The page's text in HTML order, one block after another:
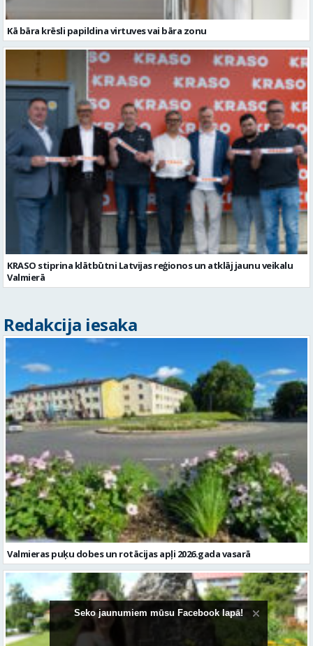
KRASO stiprina klātbūtni Latvijas reģionos un atklāj jaunu veikalu
Valmierā
Redakcija iesaka
Valmieras puķu dobes un rotācijas apļi 2026.gada vasarā
Seko jaunumiem mūsu Facebook lapā!